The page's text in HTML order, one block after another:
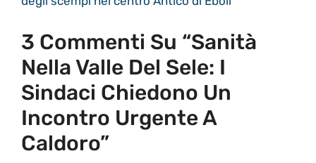
3 Commenti Su “Sanità
Nella Valle Del Sele: I
Sindaci Chiedono Un
Incontro Urgente A
Caldoro”